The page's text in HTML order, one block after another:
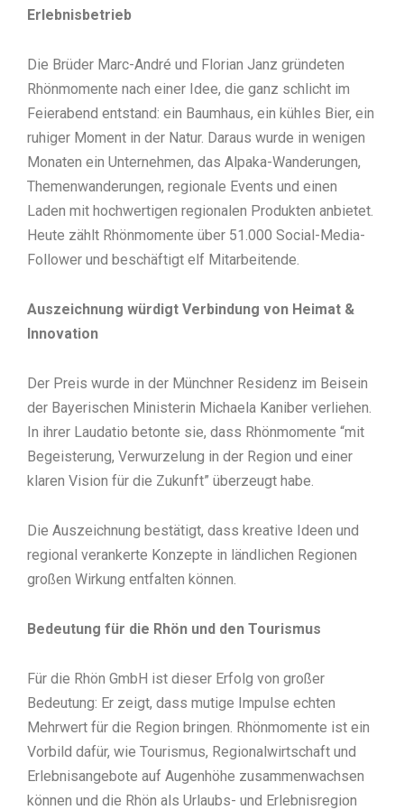
Erlebnisbetrieb
Die Brüder Marc-André und Florian Janz gründeten
Rhönmomente nach einer Idee, die ganz schlicht im
Feierabend entstand: ein Baumhaus, ein kühles Bier, ein
ruhiger Moment in der Natur. Daraus wurde in wenigen
Monaten ein Unternehmen, das Alpaka-Wanderungen,
Themenwanderungen, regionale Events und einen
Laden mit hochwertigen regionalen Produkten anbietet.
Heute zählt Rhönmomente über 51.000 Social-Media-
Follower und beschäftigt elf Mitarbeitende.
Auszeichnung würdigt Verbindung von Heimat &
Innovation
Der Preis wurde in der Münchner Residenz im Beisein
der Bayerischen Ministerin Michaela Kaniber verliehen.
In ihrer Laudatio betonte sie, dass Rhönmomente “mit
Begeisterung, Verwurzelung in der Region und einer
klaren Vision für die Zukunft” überzeugt habe.
Die Auszeichnung bestätigt, dass kreative Ideen und
regional verankerte Konzepte in ländlichen Regionen
großen Wirkung entfalten können.
Bedeutung für die Rhön und den Tourismus
Für die Rhön GmbH ist dieser Erfolg von großer
Bedeutung: Er zeigt, dass mutige Impulse echten
Mehrwert für die Region bringen. Rhönmomente ist ein
Vorbild dafür, wie Tourismus, Regionalwirtschaft und
Erlebnisangebote auf Augenhöhe zusammenwachsen
können und die Rhön als Urlaubs- und Erlebnisregion